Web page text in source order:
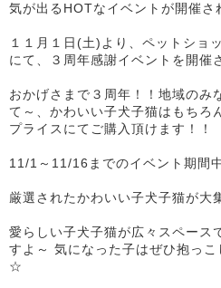
気が出るHOTなイベントが開催
１１月１日(土)より、ペットショ
にて、３周年感謝イベントを開催
おかげさまで３周年！！地域のみ
て～、かわいい子犬子猫はもちろ
プライスにてご購入頂けます！！
11/1～11/16までのイベント期間
厳選されたかわいい子犬子猫が大
愛らしい子犬子猫が広々スペース
すよ～ 気になった子はぜひ抱っ
☆